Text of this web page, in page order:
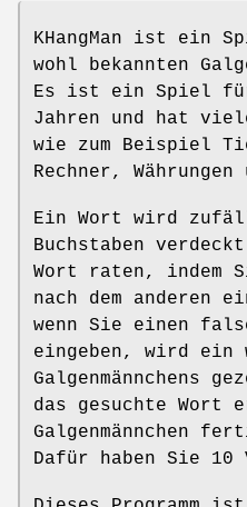
KHangMan ist ein
wohl bekannten
Es ist ein Spiel
Jahren und hat
wie zum Beispiel
Rechner, Währungen
Ein Wort wird
Buchstaben
Wort raten, indem
nach dem anderen
wenn Sie einen
eingeben, wird
Galgenmännchens
das gesuchte Wort
Galgenmännchen
Dafür haben Sie 10